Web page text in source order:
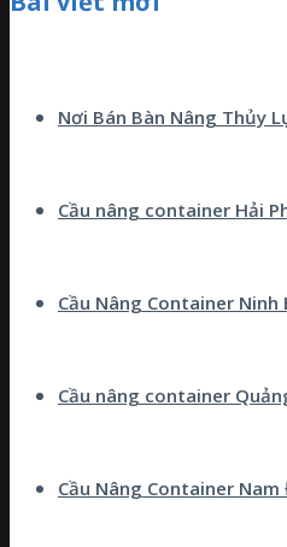
Nơi Bán Bàn Nâng Thủy
Cầu nâng container Hải
Cầu Nâng Container Ninh
Cầu nâng container
Cầu Nâng Container Nam